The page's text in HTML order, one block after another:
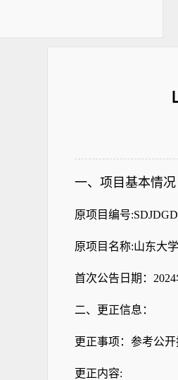
一、项目 基本情况
原项目编号
原项目 名称:山东大
首次公告日期：
二、 更正信息 ：
更正事项：参考公
更正内容: